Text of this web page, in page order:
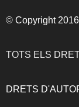
© Copyright
TOTS ELS
DRETS